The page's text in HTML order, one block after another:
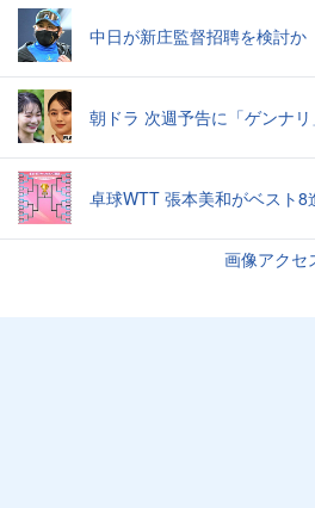
中日が新庄監督招聘を検討か
朝ドラ 次週予告に「ゲンナリ
卓球WTT 張本美和がベスト8
画像アクセ